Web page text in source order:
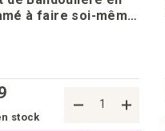
à faire soi-même
stock